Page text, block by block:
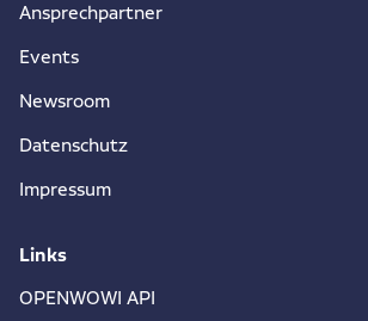
Ansprechpartner
Events
Newsroom
Datenschutz
Impressum
Links
OPENWOWI API